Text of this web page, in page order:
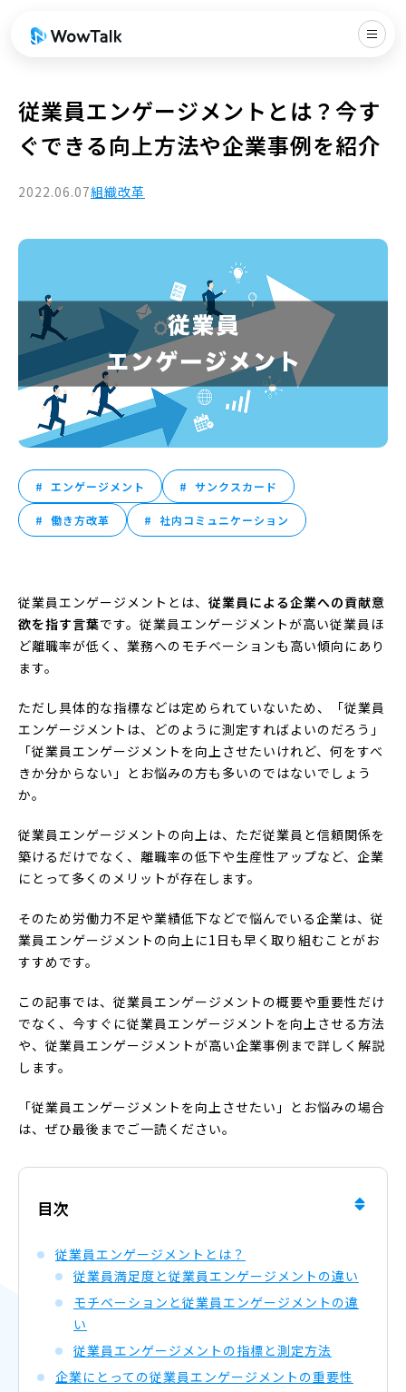
従業員エンゲージメントとは？今す
ぐできる向上方法や企業事例を紹介
2022.06.07組織改革
エンゲージメント サンクスカード
働き方改革 社内コミュニケーション
従業員エンゲージメントとは、 従業員による企業への貢献意
欲を指す言葉です。従業員エンゲージメントが高い従業員ほ
ど離職率が低く、業務へのモチベーションも高い傾向にあり
ます。
ただし具体的な指標などは定められていないため、「従業員
エンゲージメントは、どのように測定すればよいのだろう」
「従業員エンゲージメントを向上させたいけれど、何をすべ
きか分からない」とお悩みの方も多いのではないでしょう
か。
従業員エンゲージメントの向上は、ただ従業員と信頼関係を
築けるだけでなく、離職率の低下や生産性アップなど、企業
にとって多くのメリットが存在します。
そのため労働力不足や業績低下などで悩んでいる企業は、従
業員エンゲージメントの向上に1日も早く取り組むことがお
すすめです。
この記事では、従業員エンゲージメントの概要や重要性だけ
でなく、今すぐに従業員エンゲージメントを向上させる方法
や、従業員エンゲージメントが高い企業事例まで詳しく解説
します。
「従業員エンゲージメントを向上させたい」とお悩みの場合
は、ぜひ最後までご一読ください。
目次
従業員エンゲージメントとは？
従業員満足度と従業員エンゲージメントの違い
モチベーションと従業員エンゲージメントの違
い
従業員エンゲージメントの指標と測定方法
企業にとっての従業員エンゲージメントの重要性